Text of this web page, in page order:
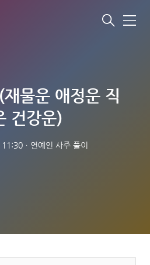
메
물운 애정운 직
건강운)
11:30 ㆍ 연예인 사주 풀이